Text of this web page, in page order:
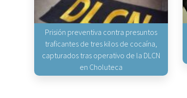
Prisión preventiva contra presuntos
traficantes de tres kilos de cocaína,
capturados tras operativo de la DLCN
en Choluteca